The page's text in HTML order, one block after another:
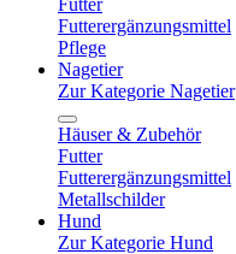
Futter
Futterergänzungsmittel
Pflege
Nagetier
Zur Kategorie Nagetier
Häuser & Zubehör
Futter
Futterergänzungsmittel
Metallschilder
Hund
Zur Kategorie Hund